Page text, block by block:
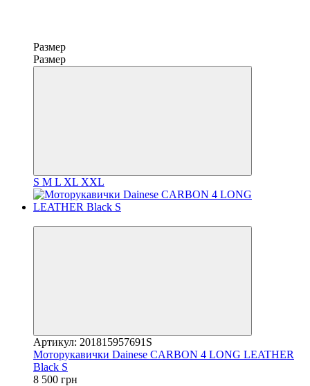
Размер
Размер
S M L XL XXL
Артикул: 201815957691S
Моторукавички Dainese CARBON 4 LONG LEATHER
Black S
8 500 грн